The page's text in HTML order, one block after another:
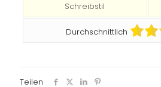
Schreibstil
Durchschnittlich
Teilen